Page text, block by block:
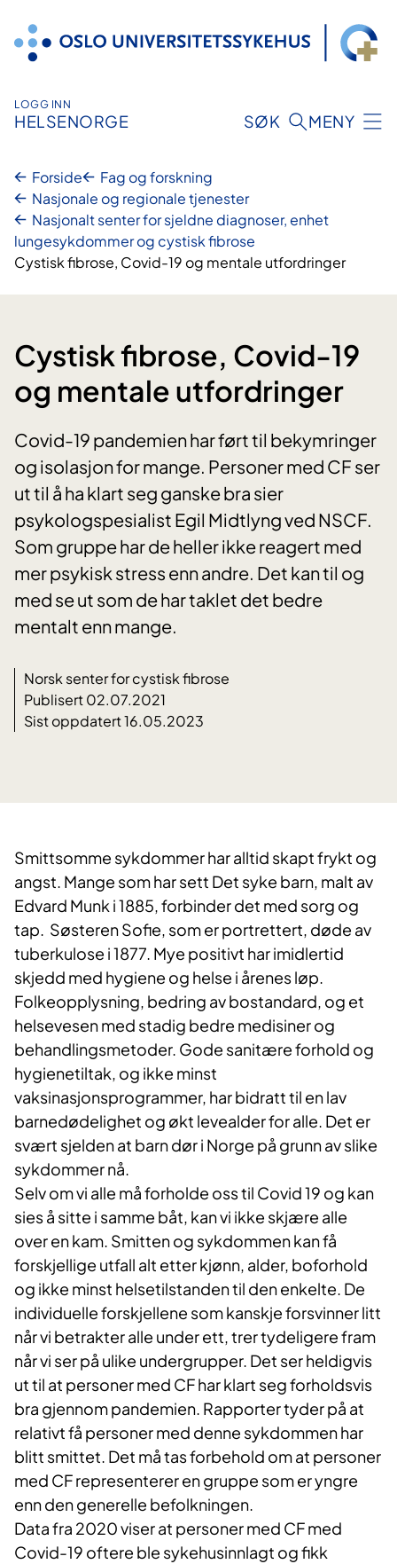
innhold
LOGG INN
HELSENORGE SØK MENY
Forside
Fag og forskning
Nasjonale og regionale tjenester
Nasjonalt senter for sjeldne diagnoser, enhet
lungesykdommer og cystisk fibrose
Cystisk fibrose, Covid-19 og mentale utfordringer
Cystisk fibrose, Covid-19
og mentale utfordringer
Covid-19 pandemien har ført til bekymringer
og isolasjon for mange. Personer med CF ser
ut til å ha klart seg ganske bra sier
psykologspesialist Egil Midtlyng ved NSCF.
Som gruppe har de heller ikke reagert med
mer psykisk stress enn andre. Det kan til og
med se ut som de har taklet det bedre
mentalt enn mange.
Norsk senter for cystisk fibrose
Publisert 02.07.2021
Sist oppdatert 16.05.2023
Smittsomme sykdommer har alltid skapt frykt og
angst. Mange som har sett Det syke barn, malt av
Edvard Munk i 1885, forbinder det med sorg og
tap. Søsteren Sofie, som er portrettert, døde av
tuberkulose i 1877. Mye positivt har imidlertid
skjedd med hygiene og helse i årenes løp.
Folkeopplysning, bedring av bostandard, og et
helsevesen med stadig bedre medisiner og
behandlingsmetoder. Gode sanitære forhold og
hygienetiltak, og ikke minst
vaksinasjonsprogrammer, har bidratt til en lav
barnedødelighet og økt levealder for alle. Det er
svært sjelden at barn dør i Norge på grunn av slike
sykdommer nå.
Selv om vi alle må forholde oss til Covid 19 og kan
sies å sitte i samme båt, kan vi ikke skjære alle
over en kam. Smitten og sykdommen kan få
forskjellige utfall alt etter kjønn, alder, boforhold
og ikke minst helsetilstanden til den enkelte. De
individuelle forskjellene som kanskje forsvinner litt
når vi betrakter alle under ett, trer tydeligere fram
når vi ser på ulike undergrupper. Det ser heldigvis
ut til at personer med CF har klart seg forholdsvis
bra gjennom pandemien. Rapporter tyder på at
relativt få personer med denne sykdommen har
blitt smittet. Det må tas forbehold om at personer
med CF representerer en gruppe som er yngre
enn den generelle befolkningen.
Data fra 2020 viser at personer med CF med
Covid-19 oftere ble sykehusinnlagt og fikk